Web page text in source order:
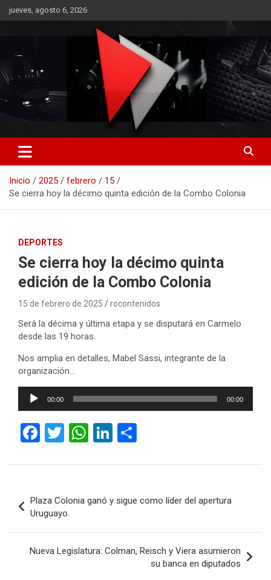
Saltar
al
jueves, agosto 6, 2026
RO CONTENIDOS
Inicio 2025 febrero
15
Se cierra hoy la décimo quinta edición de la Combo Colonia
DEPORTES
Se cierra hoy la décimo quinta
edición de la Combo Colonia
15 de febrero de 2025 rocontenidos
Será la décima y última etapa y se disputará en Carmelo
desde las 19 horas.
Nos amplia en detalles, Mabel Sassi, integrante de la
organización…
Reproductor
00:00 00:00
F
ce
o
o
k
T
tt
W
at
A
p
p
Li
ke
n
m
ar
tir
de
entradas
Plaza Colonia ganó y sigue como líder del apertura
Uruguayo.
Nueva Legislatura: Colman, Reisch y Viera asumieron
su banca en diputados